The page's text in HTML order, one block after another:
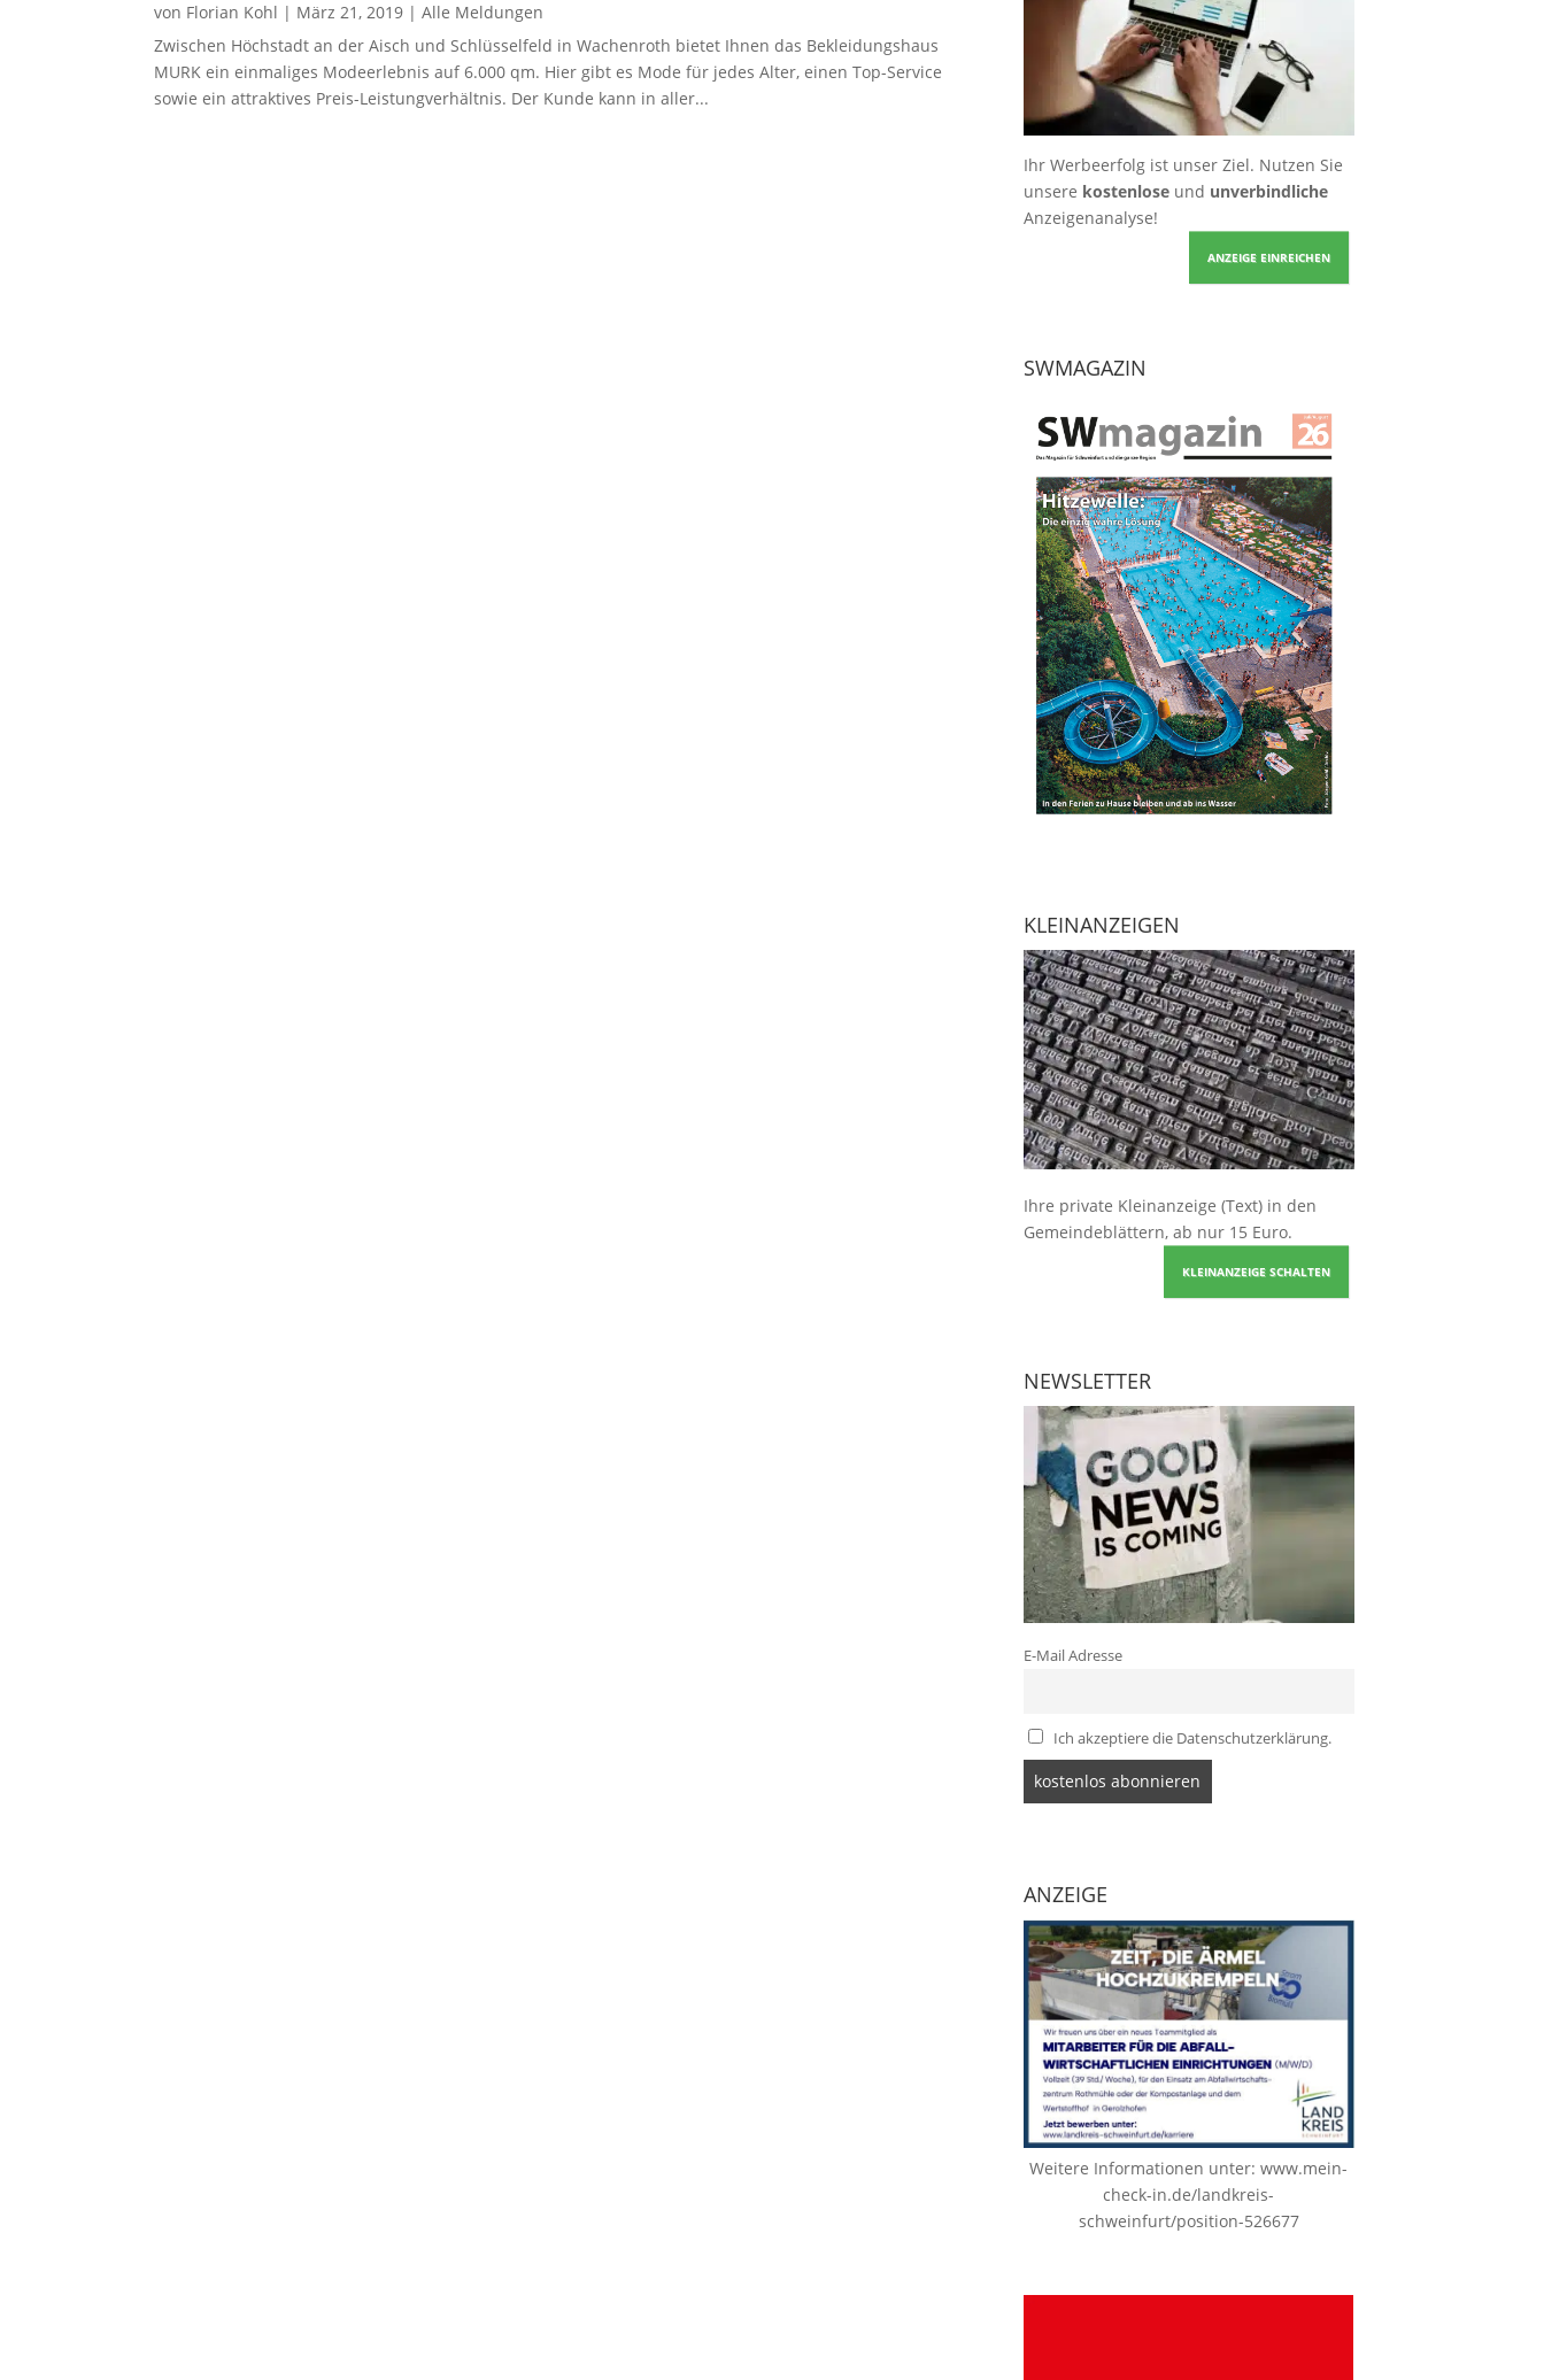
von Florian Kohl | März 21, 2019 |Alle Meldungen
Zwischen Höchstadt an der Aisch und Schlüsselfeld in Wachenroth bietet Ihnen das Bekleidungshaus
MURK ein einmaliges Modeerlebnis auf 6.000 qm. Hier gibt es Mode für jedes Alter, einen Top-Service
sowie ein attraktives Preis-Leistungverhältnis. Der Kunde kann in aller...
Ihr Werbeerfolg ist unser Ziel. Nutzen Sie
unsere kostenloseund unverbindliche
Anzeigenanalyse!
ANZEIGE EINREICHEN
SWMAGAZIN
KLEINANZEIGEN
Ihre private Kleinanzeige (Text) in den
Gemeindeblättern, ab nur 15 Euro.
KLEINANZEIGE SCHALTEN
NEWSLETTER
E-Mail Adresse
Ich akzeptiere die Datenschutzerklärung.
ANZEIGE
Weitere Informationen unter:www.mein-
check-in.de/landkreis-
schweinfurt/position-526677